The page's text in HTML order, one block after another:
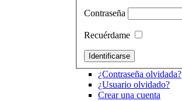
Contraseña
Recuérdame
¿Contraseña olvidada?
¿Usuario olvidado?
Crear una cuenta